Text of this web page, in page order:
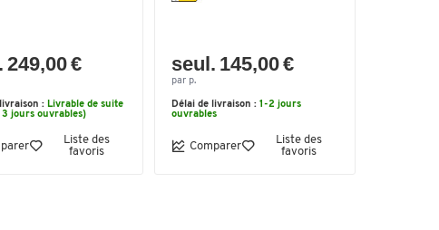
249,00 €
: Livrable de suite
jours ouvrables)
Liste des
favoris
seul. 145,00 €
par p.
Délai de livraison : 1-2 jours
ouvrables
Comparer
Liste des
favoris